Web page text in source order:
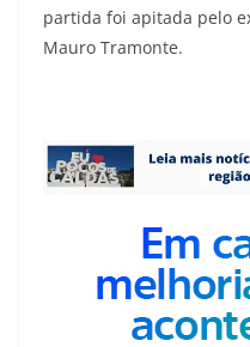
partida foi apitada pelo
Mauro Tramonte.